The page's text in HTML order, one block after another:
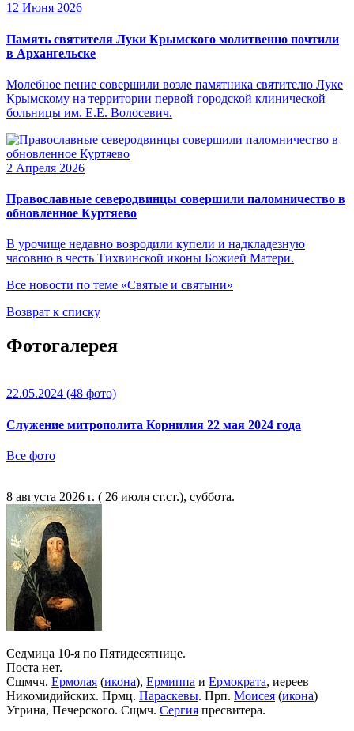
12 Июня 2026
Память святителя Луки Крымского молитвенно почтили
в Архангельске
Молебное пение совершили возле памятника святителю Луке
Крымскому на территории первой городской клинической
больницы им. Е.Е. Волосевич.
2 Апреля 2026
Православные северодвинцы совершили паломничество в
обновленное Куртяево
В урочище недавно возродили купели и надкладезную
часовню в честь Тихвинской иконы Божией Матери.
Все новости по теме «Святые и святыни»
Возврат к списку
Фотогалерея
22.05.2024 (48 фото)
Служение митрополита Корнилия 22 мая 2024 года
Все фото
8 августа 2026 г. ( 26 июля ст.ст.), суббота.
Седмица 10-я по Пятидесятнице.
Поста нет.
Сщмчч. Ермолая (икона), Ермиппа и Ермократа, иереев
Никомидийских. Прмц. Параскевы. Прп. Моисея (икона)
Угрина, Печерского. Сщмч. Сергия пресвитера.